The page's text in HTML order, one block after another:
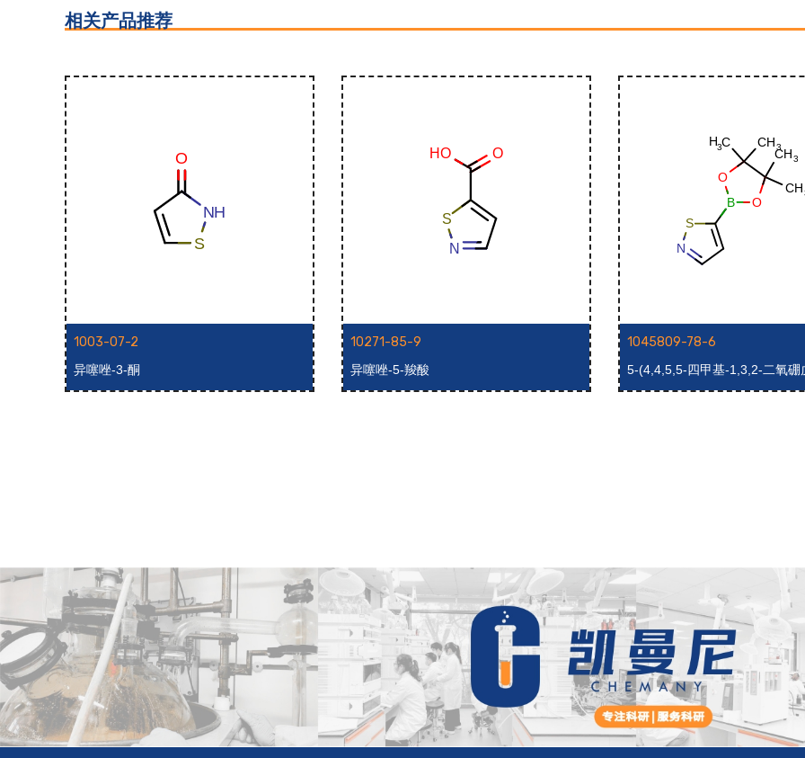
相关产品推荐
1003-07-2
异噻唑-3-酮
10271-85-9
异噻唑-5-羧酸
1045809-78-6
5-(4,4,5,5-四甲基-1,3,2-二氧硼
异噻唑